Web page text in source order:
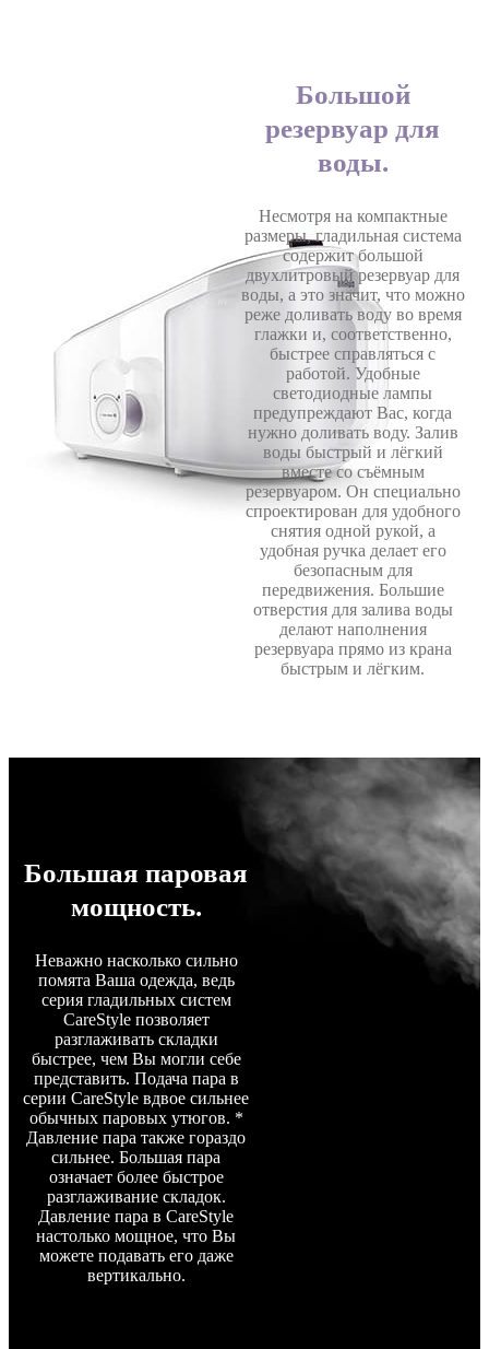
Большой
резервуар для
воды.
Несмотря на компактные
размеры, гладильная система
содержит большой
двухлитровый резервуар для
воды, а это значит, что можно
реже доливать воду во время
глажки и, соответственно,
быстрее справляться с
работой. Удобные
светодиодные лампы
предупреждают Вас, когда
нужно доливать воду. Залив
воды быстрый и лёгкий
вместе со съёмным
резервуаром. Он специально
спроектирован для удобного
снятия одной рукой, а
удобная ручка делает его
безопасным для
передвижения. Большие
отверстия для залива воды
делают наполнения
резервуара прямо из крана
быстрым и лёгким.
Большая паровая
мощность.
Неважно насколько сильно
помята Ваша одежда, ведь
серия гладильных систем
CareStyle позволяет
разглаживать складки
быстрее, чем Вы могли себе
представить. Подача пара в
серии CareStyle вдвое сильнее
обычных паровых утюгов. *
Давление пара также гораздо
сильнее. Большая пара
означает более быстрое
разглаживание складок.
Давление пара в CareStyle
настолько мощное, что Вы
можете подавать его даже
вертикально.